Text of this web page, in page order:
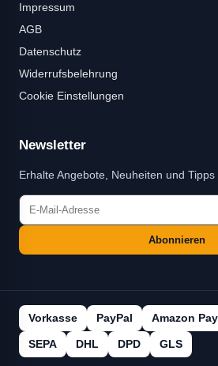
Impressum
AGB
Datenschutz
Widerrufsbelehrung
Cookie Einstellungen
Newsletter
Erhalte Angebote, Neuheiten und Tipps
Abonnieren
Vorkasse PayPal Amazon Pay
SEPA DHL DPD GLS